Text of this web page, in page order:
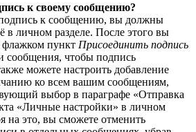
к своему сообщению?
к сообщению, вы должны
в личном разделе. После этого вы
флажком пункт Присоединить подпись
сообщения, чтобы подпись
можете настроить добавление
ко всем вашим сообщениям,
выбор в параграфе «Отправка
«Личные настройки» в личном
на это, вы сможете отменить